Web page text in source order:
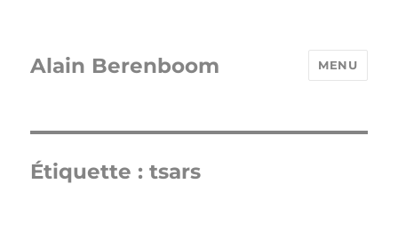
Alain Berenboom MENU
Étiquette :tsars